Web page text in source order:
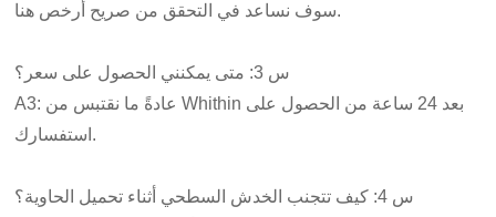
سوف نساعد في التحقق من صريح أرخص هنا.
س 3: متى يمكنني الحصول على سعر؟
A3: عادةً ما نقتبس من Whithin بعد 24 ساعة من الحصول على
استفسارك.
س 4: كيف تتجنب الخدش السطحي أثناء تحميل الحاوية؟